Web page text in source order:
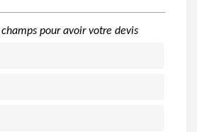
pour avoir votre devis